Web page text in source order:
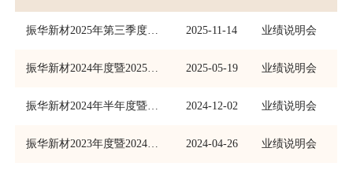
2025-11-14 业绩说明会
2025-05-19 业绩说明会
2024-12-02 业绩说明会
2024-04-26 业绩说明会